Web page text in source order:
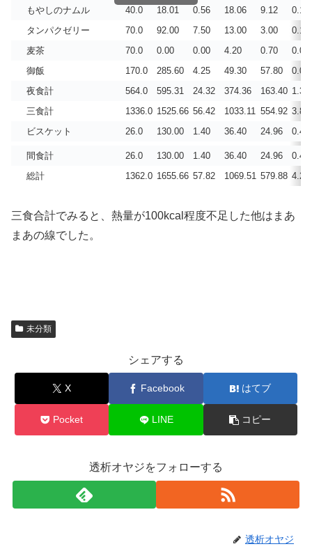
もやしのナムル
40.0 18.01 0.56 18.06 9.12
タンパクゼリー
70.0 92.00 7.50 13.00 3.00
麦茶
70.0 0.00 0.00 4.20 0.70
御飯
170.0 285.60 4.25 49.30 57.80
夜食計
564.0 595.31 24.32 374.36 163.40
三食計
1336.0 1525.66 56.42 1033.11 554.92
ビスケット
26.0 130.00 1.40 36.40 24.96
間食計 26.0 130.00 1.40 36.40 24.96
総計
1362.0 1655.66 57.82 1069.51 579.88
三食合計でみると、熱量が100kcal程度不足した他はまあ
まあの線でした。
未分類
シェアする
X Facebook はてブ
Pocket LINE コピー
透析オヤジをフォローする
透析オヤジ